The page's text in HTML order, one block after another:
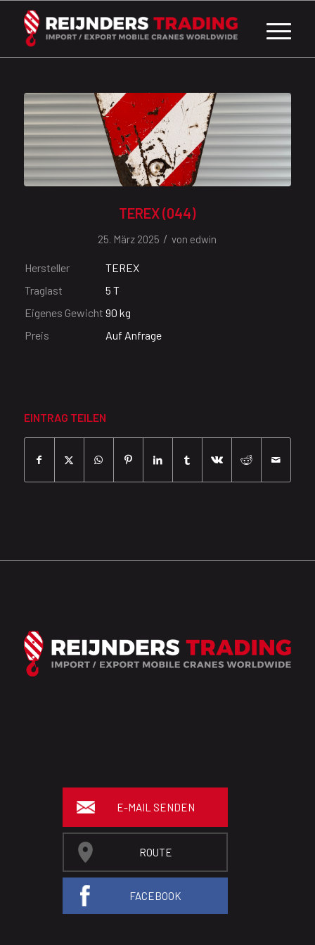
TEREX (044)
25. März 2025 / von edwin
Hersteller
TEREX
Traglast
5 T
Eigenes Gewicht 90 kg
Preis
Auf Anfrage
EINTRAG TEILEN
E-MAIL SENDEN
ROUTE
FACEBOOK